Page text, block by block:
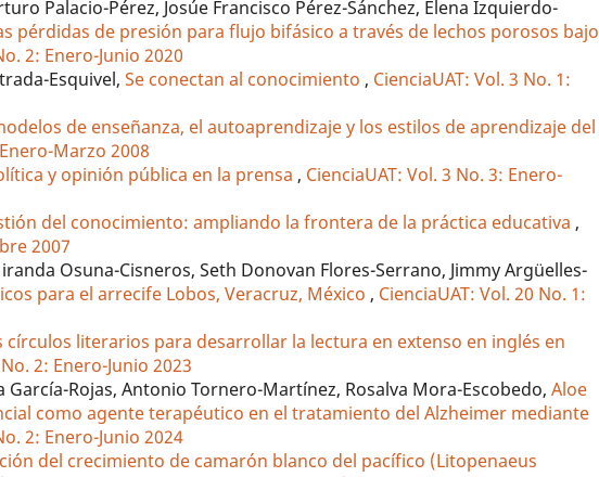
Palacio-Pérez, Josúe Francisco Pérez-Sánchez, Elena Izquierdo-
pérdidas de presión para flujo bifásico a través de lechos porosos bajo
2: Enero-Junio 2020
Esquivel,Se conectan al conocimiento , CienciaUAT: Vol. 3 No. 1:
de enseñanza, el autoaprendizaje y los estilos de aprendizaje del
Marzo 2008
y opinión pública en la prensa , CienciaUAT: Vol. 3 No. 3: Enero-
del conocimiento: ampliando la frontera de la práctica educativa ,
2007
Osuna-Cisneros, Seth Donovan Flores-Serrano, Jimmy Argüelles-
para el arrecife Lobos, Veracruz, México , CienciaUAT: Vol. 20 No. 1:
círculos literarios para desarrollar la lectura en extenso en inglés en
2: Enero-Junio 2023
García-Rojas, Antonio Tornero-Martínez, Rosalva Mora-Escobedo,Aloe
como agente terapéutico en el tratamiento del Alzheimer mediante
2: Enero-Junio 2024
del crecimiento de camarón blanco del pacífico (Litopenaeus